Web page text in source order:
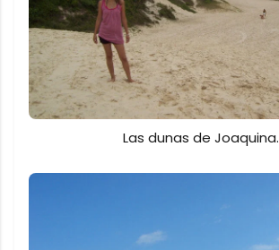
Las dunas de Joaquina.